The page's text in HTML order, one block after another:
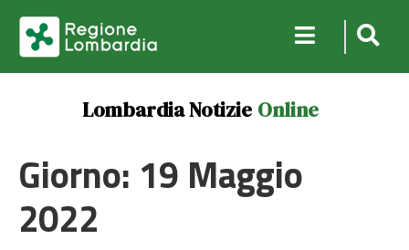
Lombardia Notizie Online
Giorno: 19 Maggio
2022